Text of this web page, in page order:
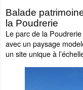
Balade
la Poudrerie
Le parc de la
avec un paysage
un site unique à